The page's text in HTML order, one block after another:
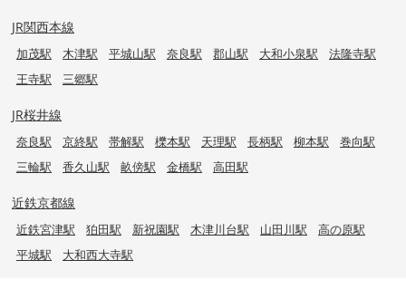
JR関西本線
加茂駅 木津駅 平城山駅 奈良駅 郡山駅 大和小泉駅
法隆寺駅
王寺駅
三郷駅
JR桜井線
奈良駅 京終駅 帯解駅 櫟本駅 天理駅 長柄駅 柳本駅
巻向駅
三輪駅
香久山駅 畝傍駅 金橋駅 高田駅
近鉄京都線
近鉄宮津駅 狛田駅 新祝園駅 木津川台駅 山田川駅
高の原駅
平城駅
大和西大寺駅